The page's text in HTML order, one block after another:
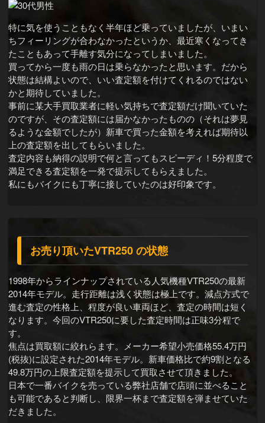
特に気を使うこともなく半年ほど乗っていましたが、いまい
ちフィーリングが合わなかったというか、最近寒くなってき
たこともあって手離す気分になってしまいました。
買ってから一度も雨の日は乗らなかったと思います。だから
状態は結構よいので、いい査定額を付けてくれるのではない
かと期待していました。
事前に某大手買取業者に軽い気持ちで査定額だけ聞いていた
のですが、その査定額には届かなかったものの（それは夢見
るような金額でしたが）新車で買った金額を考えれば期待以
上の査定額を出してもらいました。
査定内容も納得の説明で何と言ってもスピーディ！5分程度で
満足できる査定額を一発で提示してもらえました。
私にもバイクにも丁寧に接していたのは好印象です。
お売り頂いたVTR250 の状態
1998年からラインナップされている人気機種VTR250の最新
2014年モデル。走行距離は浅く状態は極上です。減点方式で
進む査定の性格上、程度が良い車両ほど、査定の時間は短く
なります。今回のVTR250に要した査定時間は正味3分程で
す。
焦点は買取額に絞れらます。メーカー希望小売価格55.4万円
(税抜)に設定された2014年モデル。新車価格比で約9割となる
49.8万円の上限査定額を提示して買取させて頂きました。
日本で一番バイクを売っている弊社店舗で店頭に並べること
も可能であると判断し、限界一杯まで査定額を弾ませていた
だきました。